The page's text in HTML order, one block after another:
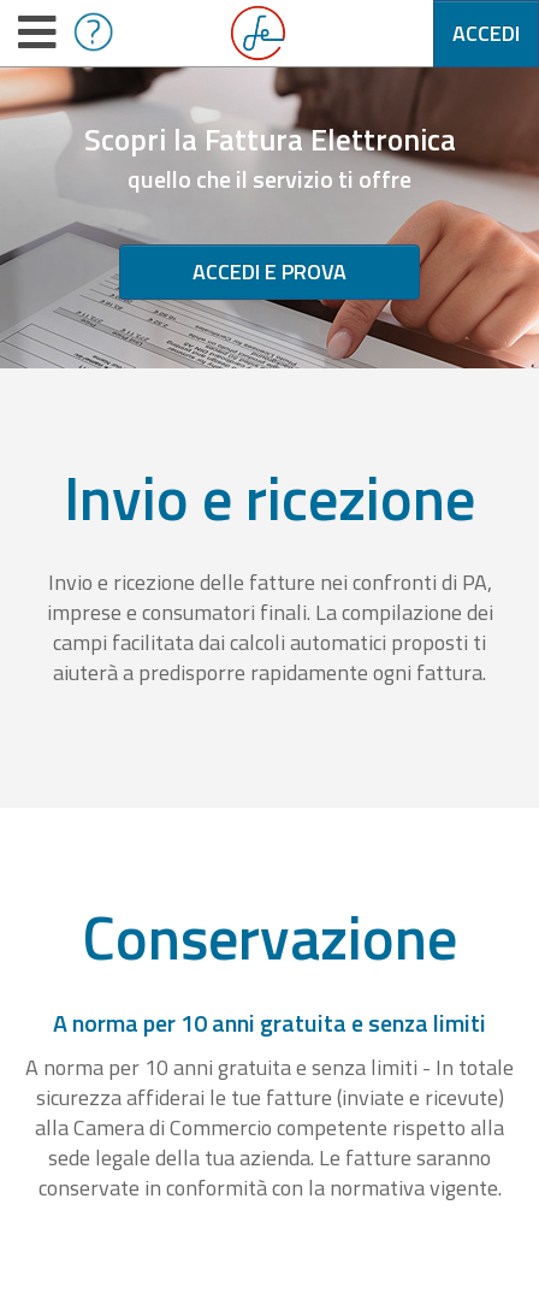
ACCEDI
Scopri la Fattura Elettronica
quello che il servizio ti offre
ACCEDI E PROVA
Invio e ricezione
Invio e ricezione delle fatture nei confronti di PA,
imprese e consumatori finali. La compilazione dei
campi facilitata dai calcoli automatici proposti ti
aiuterà a predisporre rapidamente ogni fattura.
Conservazione
A norma per 10 anni gratuita e senza limiti
A norma per 10 anni gratuita e senza limiti - In totale
sicurezza affiderai le tue fatture (inviate e ricevute)
alla Camera di Commercio competente rispetto alla
sede legale della tua azienda. Le fatture saranno
conservate in conformità con la normativa vigente.